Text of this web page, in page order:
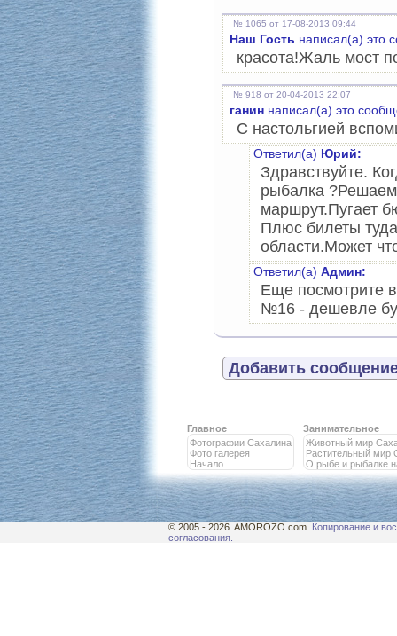
№ 1065 от 17-08-2013 09:44
Наш Гость написал(а) это
красота!Жаль мост
№ 918 от 20-04-2013 22:07
ганин написал(а) это
С настольгией
Ответил(а) Юрий:
Здравствуйте.
рыбалка ?Решаем
маршрут.Пугает
Плюс билеты
области.Может
Ответил(а) Админ:
Еще посмотрите
№16 - дешевле
Добавить
Главное
Фотографии Сахалина
Фото галерея
Начало
Занимательное
Животный мир
Растительный мир
О рыбе и рыбалке
© 2005 - 2026. AMOROZO.com. Копирование и
согласования.